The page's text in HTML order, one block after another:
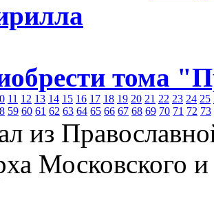
тома
11 12 13 14 15 16 17 18 19 20 21 22 23 24 25
59 60 61 62 63 64 65 66 67 68 69 70 71 72 73
из
Московского